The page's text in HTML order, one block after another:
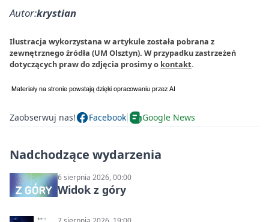
Autor:krystian
Ilustracja wykorzystana w artykule została pobrana z
zewnętrznego źródła (UM Olsztyn). W przypadku zastrzeżeń
dotyczących praw do zdjęcia prosimy o kontakt.
Zaobserwuj nas! Facebook Google News
Nadchodzące wydarzenia
6 sierpnia 2026, 00:00
Widok z góry